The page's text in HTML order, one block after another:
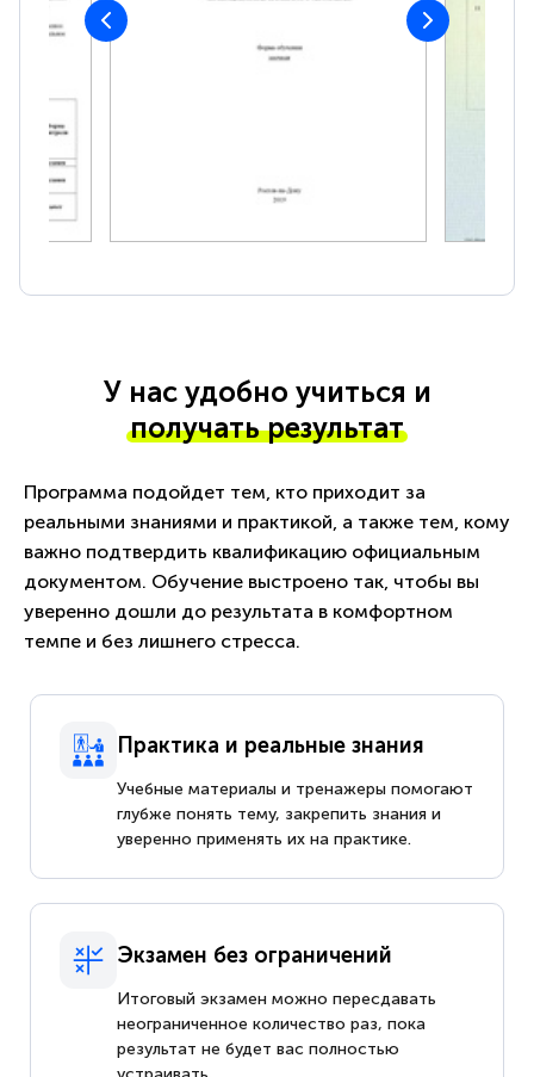
У нас удобно учиться и
получать результат
Программа подойдет тем, кто приходит за
реальными знаниями и практикой, а также тем, кому
важно подтвердить квалификацию официальным
документом. Обучение выстроено так, чтобы вы
уверенно дошли до результата в комфортном
темпе и без лишнего стресса.
Практика и реальные знания
Учебные материалы и тренажеры помогают
глубже понять тему, закрепить знания и
уверенно применять их на практике.
Экзамен без ограничений
Итоговый экзамен можно пересдавать
неограниченное количество раз, пока
результат не будет вас полностью